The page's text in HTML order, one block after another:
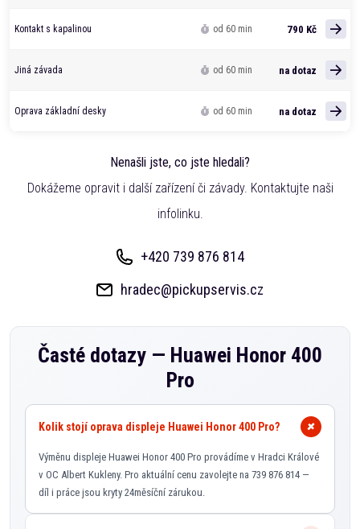
Kontakt s kapalinou od 60 min 790 Kč
Jiná závada od 60 min na dotaz
Oprava základní desky od 60 min na dotaz
Nenašli jste, co jste hledali?
Dokážeme opravit i další zařízení či závady. Kontaktujte naši
infolinku.
+420 739 876 814
hradec@pickupservis.cz
Časté dotazy — Huawei Honor 400
Pro
Kolik stojí oprava displeje Huawei Honor 400 Pro?
Výměnu displeje Huawei Honor 400 Pro provádíme v Hradci Králové
v OC Albert Kukleny. Pro aktuální cenu zavolejte na 739 876 814 —
díl i práce jsou kryty 24měsíční zárukou.